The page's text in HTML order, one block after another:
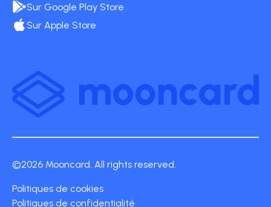
Sur Google Play Store
Sur Apple Store
©2026 Mooncard. All rights reserved.
Politiques de cookies
Politiques de confidentialité